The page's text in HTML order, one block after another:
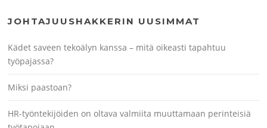
JOHTAJUUSHAKKERIN UUSIMMAT
Kädet saveen tekoälyn kanssa – mitä oikeasti tapahtuu
työpajassa?
Miksi paastoan?
HR-työntekijöiden on oltava valmiita muuttamaan perinteisiä